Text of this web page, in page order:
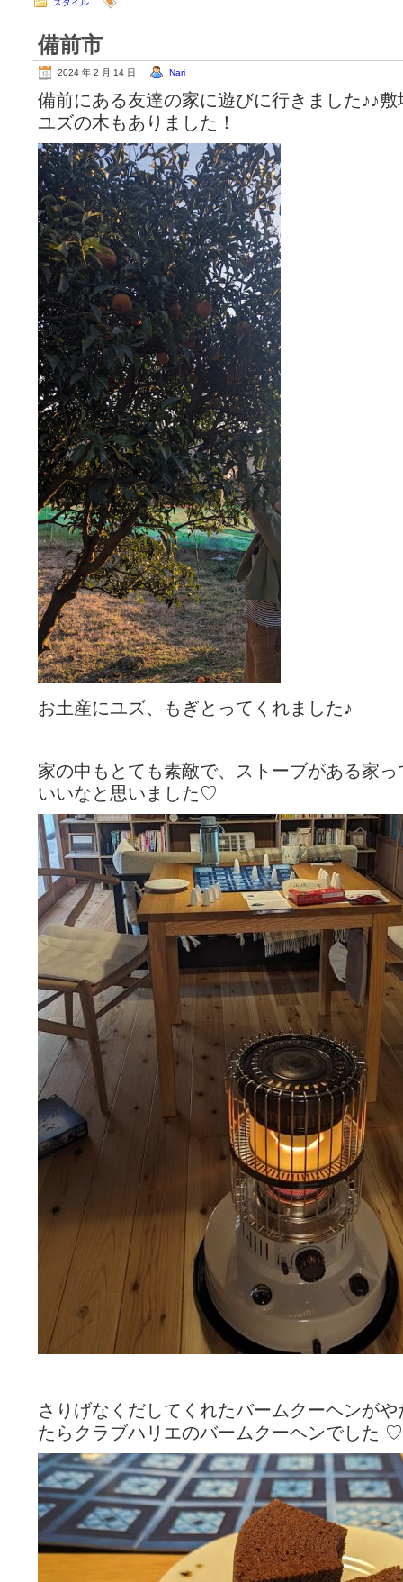
スタイル
備前市
2024 年 2 月 14 日 Nari
備前にある友達の家に遊びに行きました♪♪
ユズの木もありました！
お土産にユズ、もぎとってくれました♪
家の中もとても素敵で、ストーブがある家
いいなと思いました♡
さりげなくだしてくれたバームクーヘンが
たらクラブハリエのバームクーヘンでした ♡